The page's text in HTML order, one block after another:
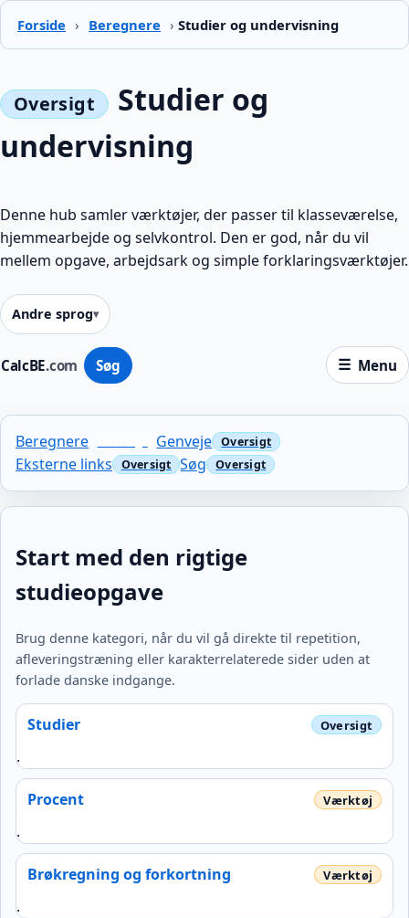
Forside › Beregnere › Studier og undervisning
CalcBE.com Søg Menu
Studier og
undervisning
Denne hub samler værktøjer, der passer til klasseværelse,
hjemmearbejde og selvkontrol. Den er god, når du vil
mellem opgave, arbejdsark og simple forklaringsværktøjer.
Andre sprog
Beregnere
Genveje
Eksterne links
Søg
Start med den rigtige
studieopgave
Brug denne kategori, når du vil gå direkte til repetition,
afleveringstræning eller karakterrelaterede sider uden at
forlade danske indgange.
Studier
.
Procent
.
Brøkregning og forkortning
.